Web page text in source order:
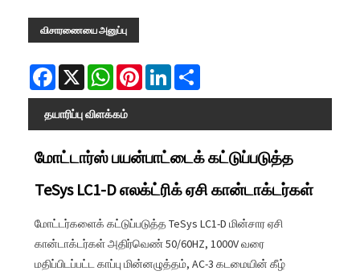
விசாரணையை அனுப்பு
Facebook
X WhatsAppPinterestLinkedIn
தயாரிப்பு விளக்கம்
மோட்டார்ஸ் பயன்பாட்டைக் கட்டுப்படுத்த
TeSys LC1-D எலக்ட்ரிக் ஏசி கான்டாக்டர்கள்
மோட்டர்களைக் கட்டுப்படுத்த TeSys LC1-D மின்சார ஏசி
கான்டாக்டர்கள் அதிர்வெண் 50/60HZ, 1000V வரை
மதிப்பிடப்பட்ட காப்பு மின்னழுத்தம், AC-3 கடமையின் கீழ்